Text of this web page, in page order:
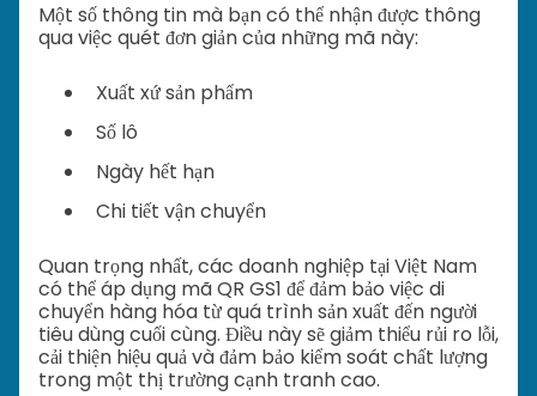
Một số thông tin mà bạn có thể nhận được thông
qua việc quét đơn giản của những mã này:
Xuất xứ sản phẩm
Số lô
Ngày hết hạn
Chi tiết vận chuyển
Quan trọng nhất, các doanh nghiệp tại Việt Nam
có thể áp dụng mã QR GS1 để đảm bảo việc di
chuyển hàng hóa từ quá trình sản xuất đến người
tiêu dùng cuối cùng. Điều này sẽ giảm thiểu rủi ro lỗi,
cải thiện hiệu quả và đảm bảo kiểm soát chất lượng
trong một thị trường cạnh tranh cao.